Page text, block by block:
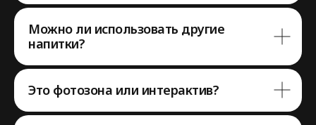
Можно ли использовать другие
напитки?
Это фотозона или интерактив?